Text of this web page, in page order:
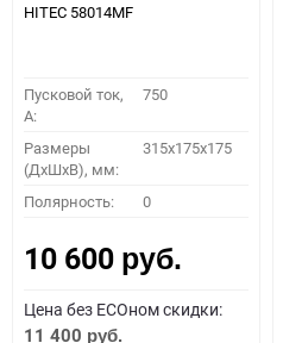
HITEC 58014MF
Пусковой ток,
A:
750
Размеры
(ДхШхВ), мм:
315x175x175
Полярность: 0
10 600 руб.
Цена без ECOном скидки:
11 400 руб.